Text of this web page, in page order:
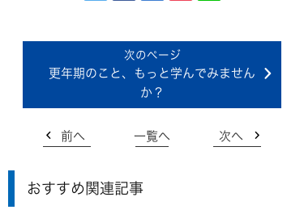
更年期のこと、もっと学んでみません
か？
前へ 一覧へ 次へ
おすすめ関連記事